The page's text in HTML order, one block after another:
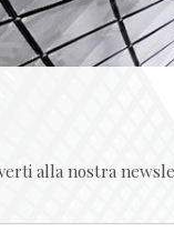
alla nostra